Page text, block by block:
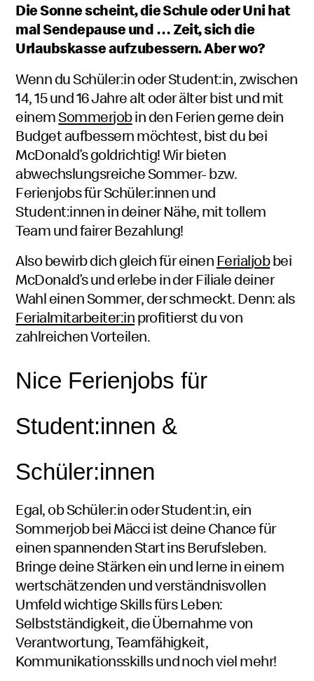
und
Die Sonne scheint, die Schule oder Uni hat
mal Sendepause und … Zeit, sich die
Urlaubskasse aufzubessern. Aber wo?
Wenn duSchüler:inSchüler
beziehungsweise
Schülerin
oderStudent:inStudent
Studentin
, zwischen
14, 15 und 16 Jahre alt oder älter bist und mit
einemSommerjobin den Ferien gerne dein
Budget aufbessern möchtest, bist du bei
McDonald’sgoldrichtig! Wir bieten
abwechslungsreiche Sommer- bzw.
FerienjobsfürSchüler:innenSchüler
beziehungsweise
und
Student:innenStudenten
beziehungsweise
in deiner Nähe, mit tollem
Teamund fairer Bezahlung!
Also bewirb dich gleich für einenFerialjobbei
McDonald’sund erlebe in der Filiale deiner
Wahl einen Sommer, der schmeckt. Denn: als
Ferialmitarbeiter:inFerialmitarbeiter
oder
profitierst du von
zahlreichen Vorteilen.
Nice Neise
Ferienjobs für
Student:innen Studenten
Studentinnen
&
Schüler:innen
und
Schülerinnen
Egal, obSchüler:inSchüler
oder
Schülerin
oderStudent:inStudent
oder
Studentin
, ein
SommerjobbeiMäcciMäki
ist deine Chance für
einen spannenden Start ins Berufsleben.
Bringe deine Stärken ein und lerne in einem
wertschätzenden und verständnisvollen
Umfeld wichtigeSkillsfürs Leben:
Selbstständigkeit, die Übernahme von
Verantwortung, Teamfähigkeit,
Kommunikationsskillsund noch viel mehr!